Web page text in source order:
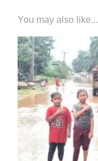
You may also like...